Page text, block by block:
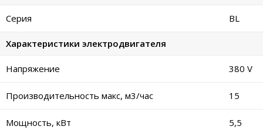
Серия BL
Характеристики электродвигателя
Напряжение 380 V
Производительность макс, м3/час 15
Мощность, кВт 5,5